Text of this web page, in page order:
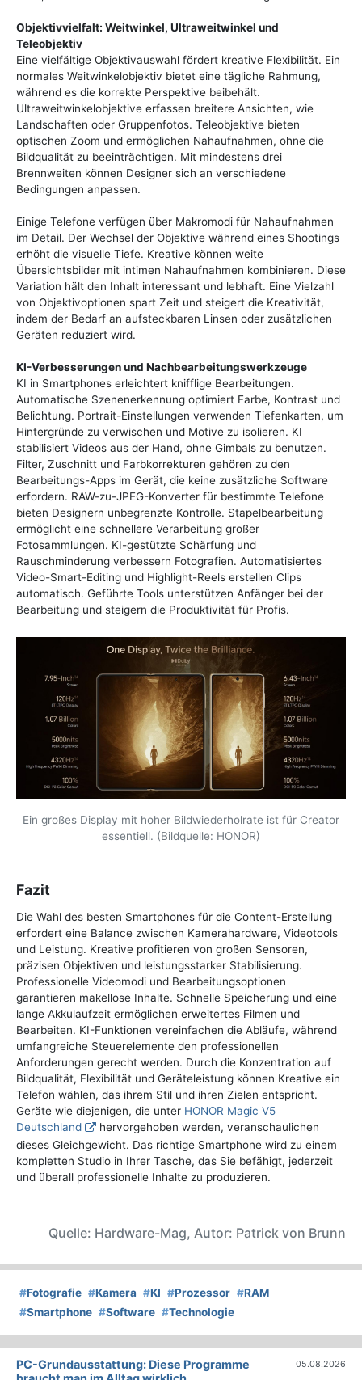
Objektivvielfalt: Weitwinkel, Ultraweitwinkel und
Teleobjektiv
Eine vielfältige Objektivauswahl fördert kreative Flexibilität. Ein
normales Weitwinkelobjektiv bietet eine tägliche Rahmung,
während es die korrekte Perspektive beibehält.
Ultraweitwinkelobjektive erfassen breitere Ansichten, wie
Landschaften oder Gruppenfotos. Teleobjektive bieten
optischen Zoom und ermöglichen Nahaufnahmen, ohne die
Bildqualität zu beeinträchtigen. Mit mindestens drei
Brennweiten können Designer sich an verschiedene
Bedingungen anpassen.
Einige Telefone verfügen über Makromodi für Nahaufnahmen
im Detail. Der Wechsel der Objektive während eines Shootings
erhöht die visuelle Tiefe. Kreative können weite
Übersichtsbilder mit intimen Nahaufnahmen kombinieren. Diese
Variation hält den Inhalt interessant und lebhaft. Eine Vielzahl
von Objektivoptionen spart Zeit und steigert die Kreativität,
indem der Bedarf an aufsteckbaren Linsen oder zusätzlichen
Geräten reduziert wird.
KI-Verbesserungen und Nachbearbeitungswerkzeuge
KI in Smartphones erleichtert knifflige Bearbeitungen.
Automatische Szenenerkennung optimiert Farbe, Kontrast und
Belichtung. Portrait-Einstellungen verwenden Tiefenkarten, um
Hintergründe zu verwischen und Motive zu isolieren. KI
stabilisiert Videos aus der Hand, ohne Gimbals zu benutzen.
Filter, Zuschnitt und Farbkorrekturen gehören zu den
Bearbeitungs-Apps im Gerät, die keine zusätzliche Software
erfordern. RAW-zu-JPEG-Konverter für bestimmte Telefone
bieten Designern unbegrenzte Kontrolle. Stapelbearbeitung
ermöglicht eine schnellere Verarbeitung großer
Fotosammlungen. KI-gestützte Schärfung und
Rauschminderung verbessern Fotografien. Automatisiertes
Video-Smart-Editing und Highlight-Reels erstellen Clips
automatisch. Geführte Tools unterstützen Anfänger bei der
Bearbeitung und steigern die Produktivität für Profis.
Ein großes Display mit hoher Bildwiederholrate ist für Creator
essentiell. (Bildquelle: HONOR)
Fazit
Die Wahl des besten Smartphones für die Content-Erstellung
erfordert eine Balance zwischen Kamerahardware, Videotools
und Leistung. Kreative profitieren von großen Sensoren,
präzisen Objektiven und leistungsstarker Stabilisierung.
Professionelle Videomodi und Bearbeitungsoptionen
garantieren makellose Inhalte. Schnelle Speicherung und eine
lange Akkulaufzeit ermöglichen erweitertes Filmen und
Bearbeiten. KI-Funktionen vereinfachen die Abläufe, während
umfangreiche Steuerelemente den professionellen
Anforderungen gerecht werden. Durch die Konzentration auf
Bildqualität, Flexibilität und Geräteleistung können Kreative ein
Telefon wählen, das ihrem Stil und ihren Zielen entspricht.
Geräte wie diejenigen, die unter HONOR Magic V5
Deutschland
hervorgehoben werden, veranschaulichen
dieses Gleichgewicht. Das richtige Smartphone wird zu einem
kompletten Studio in Ihrer Tasche, das Sie befähigt, jederzeit
und überall professionelle Inhalte zu produzieren.
Quelle: Hardware-Mag, Autor: Patrick von Brunn
#Fotografie #Kamera #KI #Prozessor #RAM
#Smartphone #Software #Technologie
PC-Grundausstattung: Diese Programme
05.08.2026